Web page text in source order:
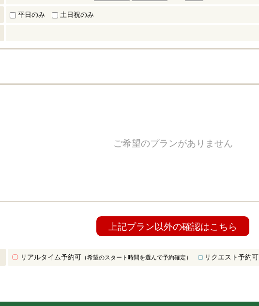
平日のみ
土日祝のみ
ご希望のプランがありません
上記プラン以外の確認はこちら
〇 リアルタイム予約可 （希望のスタート時間を選んで予約確定） □リクエスト予約可